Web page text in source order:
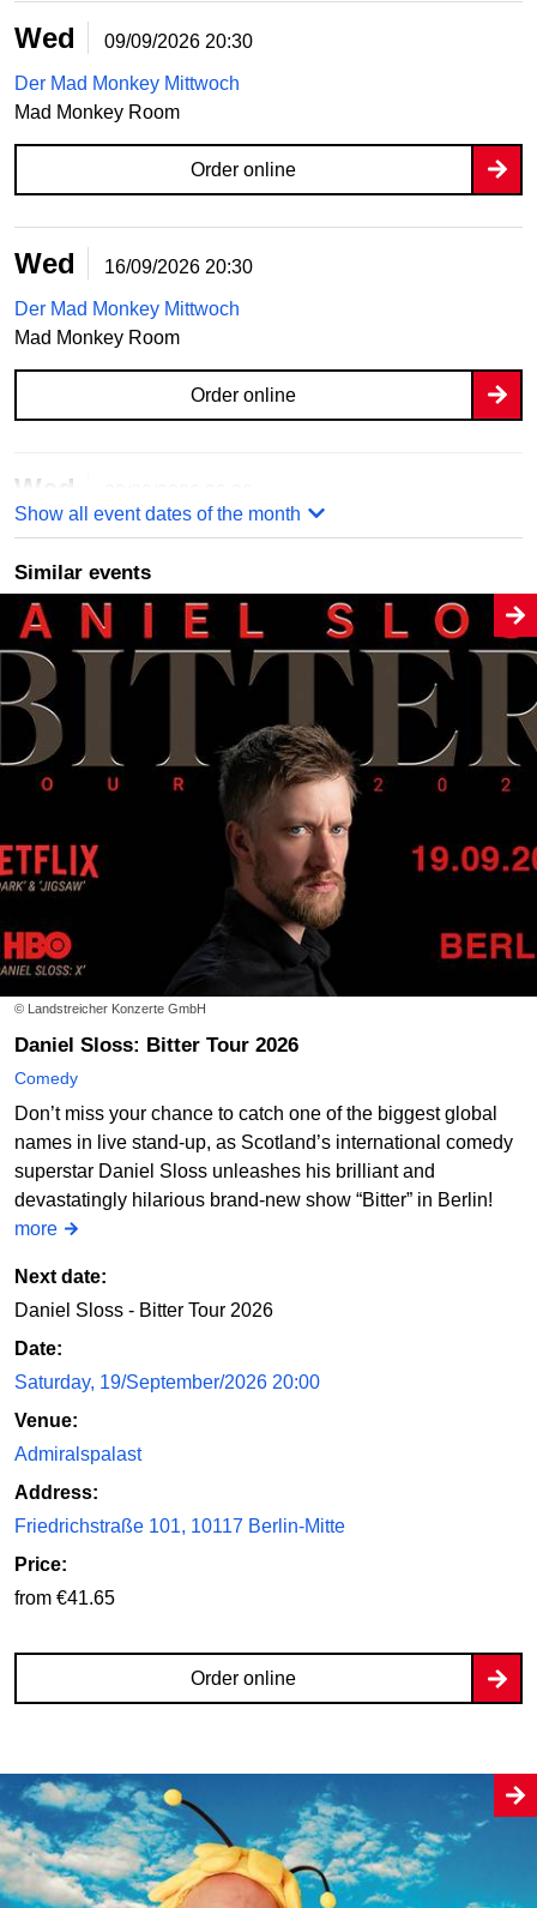
Wed 09/09/2026 20:30
Der Mad Monkey Mittwoch
Mad Monkey Room
Order online
Wed 16/09/2026 20:30
Der Mad Monkey Mittwoch
Mad Monkey Room
Order online
Wed
Der Mad Monkey Mittwoch
Mad Monkey Room
Order online
Wed
Der Mad Monkey Mittwoch
Mad Monkey Room
Order online
Wed 20:30
Der Mad Monkey Mittwoch
Mad Monkey Room
Wed 14/10/2026 20:30
Der Mad Monkey Mittwoch
Mad Monkey Room
Show all event dates of the month
Similar events
© Landstreicher Konzerte GmbH
Daniel Sloss: Bitter Tour 2026
Comedy
Don’t miss your chance to catch one of the biggest global
names in live stand-up, as Scotland’s international comedy
superstar Daniel Sloss unleashes his brilliant and
devastatingly hilarious brand-new show “Bitter” in Berlin!
more
Next date:
Daniel Sloss - Bitter Tour 2026
Date:
Saturday, 19/September/2026 20:00
Venue:
Admiralspalast
Address:
Friedrichstraße 101, 10117 Berlin-Mitte
Price:
from €41.65
Order online